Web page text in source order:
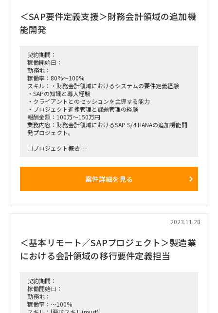
＜SAP要件定義支援＞財務会計領域の追加機
能開発
契約期間：
稼働開始日：
勤務地：
稼働率：80%～100%
スキル：・財務会計領域におけるシステムの要件定義経験
・SAPの知識と導入経験
・クライアントとのセッションを主導する能力
・プロジェクト進捗管理と課題管理の経験
報酬金額：100万～150万円
業務内容：財務会計領域におけるSAP S/4 HANAの追加機能開
発プロジェクト。
□プロジェクト概要
・業務要件定義書の作成 - 業務要求、業務フロー、業務一覧
・帳票イメージ、機能一覧
・業務目的、業務概要、処理ロジック、処理バリエーションの
明確化
案件詳細を見る
2023.11.28
＜基本リモート／SAPプロジェクト＞製造業
における会計領域の移行要件定義担当
契約期間：
稼働開始日：
勤務地：
稼働率：～100%